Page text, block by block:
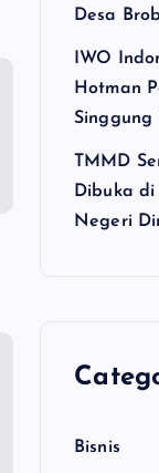
Desa
IWO
Hotman
Singgung
TMMD
Dibuka
Negeri
Bisnis